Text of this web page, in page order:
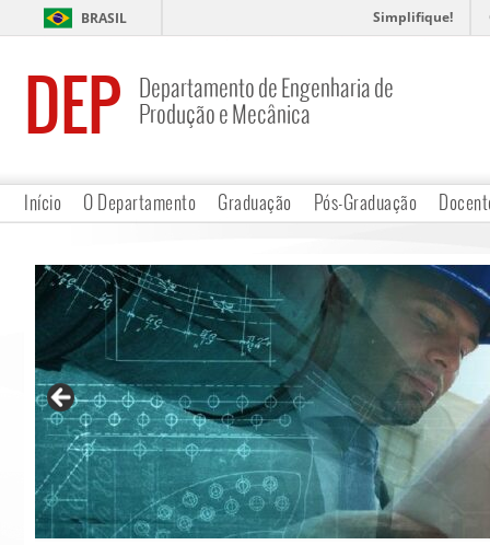
BRASIL Simplifique!
DEP
Departamento de Engenharia de
Produção e Mecânica
Início O Departamento Graduação Pós-Graduação